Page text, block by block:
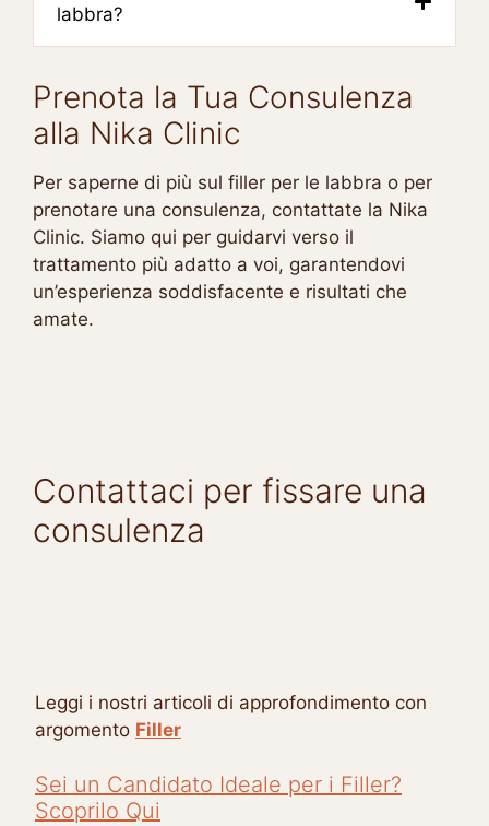
labbra?
Prenota la Tua Consulenza
alla Nika Clinic
Per saperne di più sul filler per le labbra o per
prenotare una consulenza, contattate la Nika
Clinic. Siamo qui per guidarvi verso il
trattamento più adatto a voi, garantendovi
un’esperienza soddisfacente e risultati che
amate.
Contattaci per fissare una
consulenza
Leggi i nostri articoli di approfondimento con
argomento Filler
Sei un Candidato Ideale per i Filler?
Scoprilo Qui